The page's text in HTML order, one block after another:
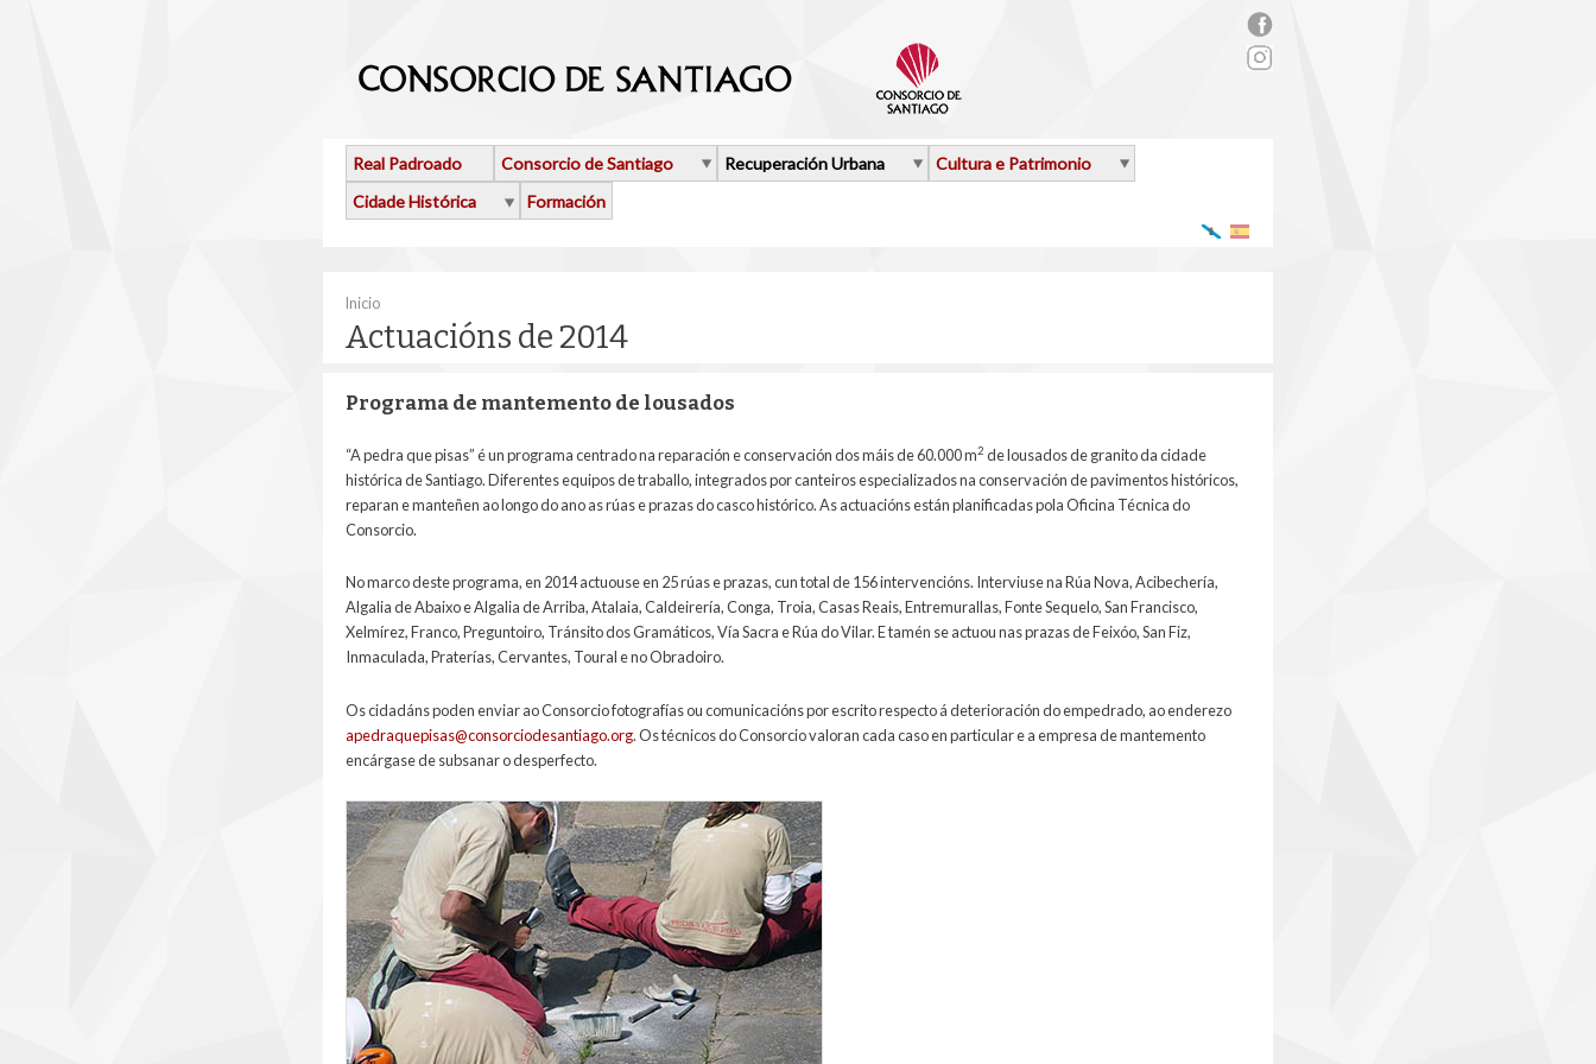
rs_facebook.png
Real Padroado Consorcio de Santiago Recuperación Urbana
Cultura e Patrimonio
Cidade Histórica
Formación
Vostede está aquí
Inicio
Actuacións de 2014
Programa de mantemento de lousados
“A pedra que pisas” é un programa centrado na reparación e conservación dos máis de 60.000 m2 de lousados de granito da cidade
histórica de Santiago. Diferentes equipos de traballo, integrados por canteiros especializados na conservación de pavimentos históricos,
reparan e manteñen ao longo do ano as rúas e prazas do casco histórico. As actuacións están planificadas pola Oficina Técnica do
Consorcio.
No marco deste programa, en 2014 actuouse en 25 rúas e prazas, cun total de 156 intervencións. Interviuse na Rúa Nova, Acibechería,
Algalia de Abaixo e Algalia de Arriba, Atalaia, Caldeirería, Conga, Troia, Casas Reais, Entremurallas, Fonte Sequelo, San Francisco,
Xelmírez, Franco, Preguntoiro, Tránsito dos Gramáticos, Vía Sacra e Rúa do Vilar. E tamén se actuou nas prazas de Feixóo, San Fiz,
Inmaculada, Praterías, Cervantes, Toural e no Obradoiro.
Os cidadáns poden enviar ao Consorcio fotografías ou comunicacións por escrito respecto á deterioración do empedrado, ao enderezo
apedraquepisas@consorciodesantiago.org. Os técnicos do Consorcio valoran cada caso en particular e a empresa de mantemento
encárgase de subsanar o desperfecto.
lousados14.jpg